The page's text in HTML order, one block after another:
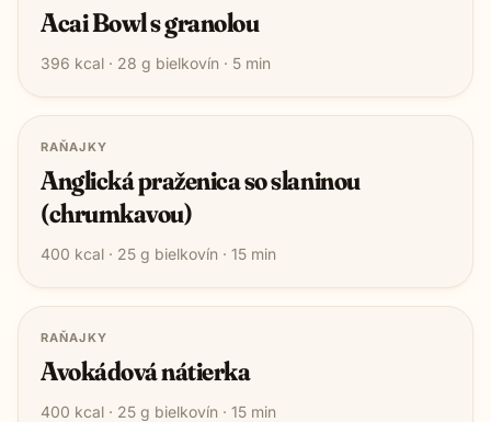
Acai Bowl s granolou
396 kcal · 28 g bielkovín · 5 min
RAŇAJKY
Anglická praženica so slaninou
(chrumkavou)
400 kcal · 25 g bielkovín · 15 min
RAŇAJKY
Avokádová nátierka
400 kcal · 25 g bielkovín · 15 min